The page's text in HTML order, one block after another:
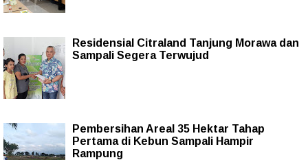
Residensial Citraland Tanjung Morawa dan
Sampali Segera Terwujud
Pembersihan Areal 35 Hektar Tahap
Pertama di Kebun Sampali Hampir
Rampung